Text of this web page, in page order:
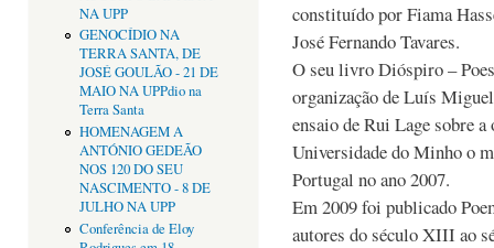
NA UPP
GENOCÍDIO NA
TERRA SANTA, DE
JOSÉ GOULÃO - 21 DE
MAIO NA UPPdio na
Terra Santa
HOMENAGEM A
ANTÓNIO GEDEÃO
NOS 120 DO SEU
NASCIMENTO - 8 DE
JULHO NA UPP
Conferência de Eloy
constituído por Fiama
José Fernando Tavares.
O seu livro Dióspiro –
organização de Luís
ensaio de Rui Lage sobre
Universidade do Minho o
Portugal no ano 2007.
Em 2009 foi publicado
autores do século XIII ao